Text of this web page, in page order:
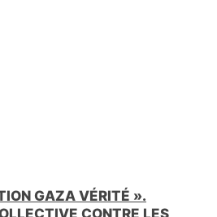
GAZA VÉRITÉ ».
CONTRE LES